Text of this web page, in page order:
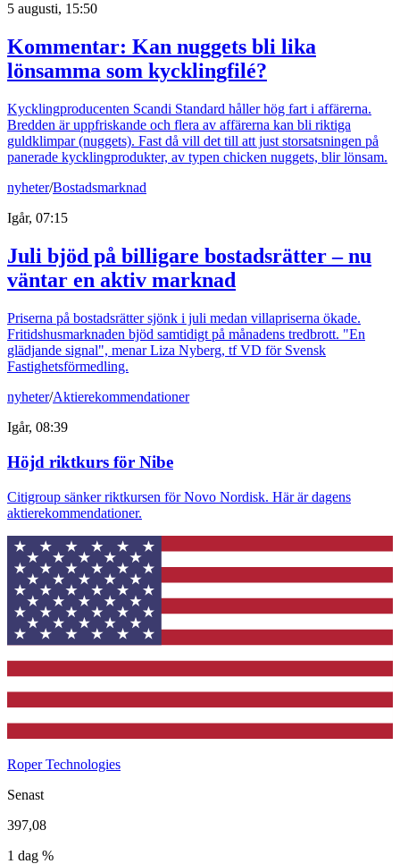
5 augusti, 15:50
Kommentar: Kan nuggets bli lika
lönsamma som kycklingfilé?
Kycklingproducenten Scandi Standard håller hög fart i affärerna.
Bredden är uppfriskande och flera av affärerna kan bli riktiga
guldklimpar (nuggets). Fast då vill det till att just storsatsningen på
panerade kycklingprodukter, av typen chicken nuggets, blir lönsam.
nyheter/Bostadsmarknad
Igår, 07:15
Juli bjöd på billigare bostadsrätter – nu
väntar en aktiv marknad
Priserna på bostadsrätter sjönk i juli medan villapriserna ökade.
Fritidshusmarknaden bjöd samtidigt på månadens tredbrott. "En
glädjande signal", menar Liza Nyberg, tf VD för Svensk
Fastighetsförmedling.
nyheter/Aktierekommendationer
Igår, 08:39
Höjd riktkurs för Nibe
Citigroup sänker riktkursen för Novo Nordisk. Här är dagens
aktierekommendationer.
Roper Technologies
Senast
397,08
1 dag %